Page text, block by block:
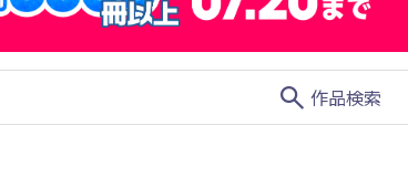
search 作品検索